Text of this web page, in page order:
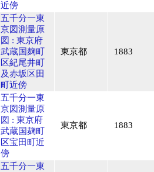
近傍
五千分一東
京図測量原
図 : 東京府
武蔵国麹町
区紀尾井町
及赤坂区田
町近傍
東京都 1883
五千分一東
京図測量原
図 : 東京府
武蔵国麹町
区宝田町近
傍
東京都 1883
五千分一東